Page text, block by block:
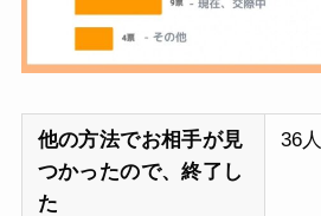
他の方法でお相手が見
つかったので、終了し
た
36人